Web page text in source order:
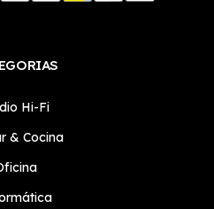
Hi-Fi
& Cocina